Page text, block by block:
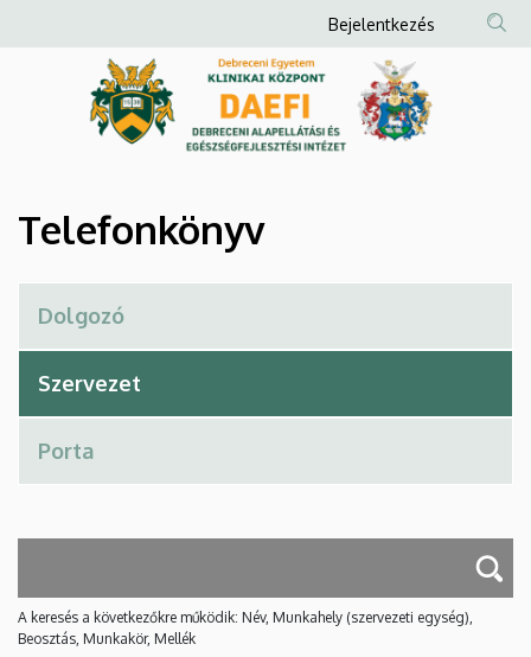
Debreceni
és
Egészségfejlesztési
Intézet
a
Anonim
Felhasználói
fiók
menüje
Bejelentkezés
Telefonkönyv
A keresés a következőkre működik: Név, Munkahely (szervezeti egység),
Beosztás, Munkakör, Mellék